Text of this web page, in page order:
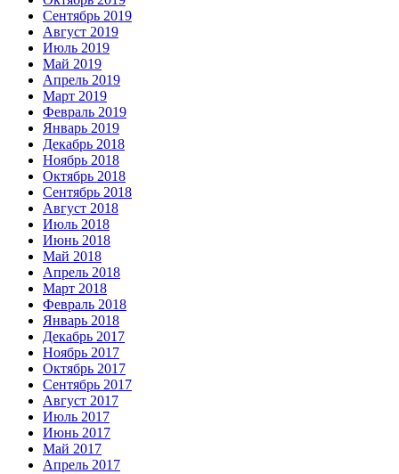
Сентябрь 2019
Август 2019
Июль 2019
Май 2019
Апрель 2019
Март 2019
Февраль 2019
Январь 2019
Декабрь 2018
Ноябрь 2018
Октябрь 2018
Сентябрь 2018
Август 2018
Июль 2018
Июнь 2018
Май 2018
Апрель 2018
Март 2018
Февраль 2018
Январь 2018
Декабрь 2017
Ноябрь 2017
Октябрь 2017
Сентябрь 2017
Август 2017
Июль 2017
Июнь 2017
Май 2017
Апрель 2017